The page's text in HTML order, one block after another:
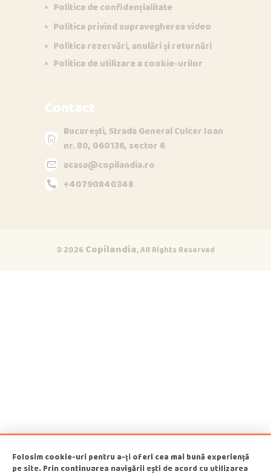
Politica de confidențialitate
Politica privind supravegherea video
Politica rezervări, anulări și returnări
Politica de utilizare a cookie-urilor
Contact
București, Strada General Culcer Ioan
nr. 80, 060136, sector 6
acasa@copilandia.ro
+40790840348
© 2026 Copilandia, All Rights Reserved
Folosim cookie-uri pentru a-ți oferi cea mai bună experiență
pe site. Prin continuarea navigării ești de acord cu utilizarea